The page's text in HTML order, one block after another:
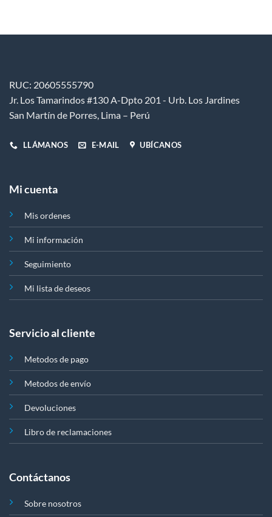
la
RUC: 20605555790
Jr. Los Tamarindos #130 A-Dpto 201 - Urb. Los Jardines
San Martín de Porres, Lima – Perú
LLÁMANOS E-MAIL UBÍCANOS
Mi cuenta
Mis ordenes
Mi información
Seguimiento
Mi lista de deseos
Servicio al cliente
Metodos de pago
Metodos de envío
Devoluciones
Libro de reclamaciones
Contáctanos
Sobre nosotros